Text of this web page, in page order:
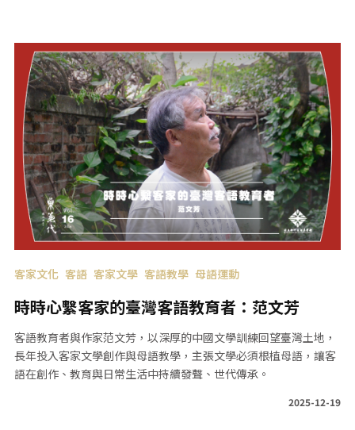
客家文化 客語 客家文學 客語教學 母語運動
時時心繫客家的臺灣客語教育者：范文芳
客語教育者與作家范文芳，以深厚的中國文學訓練回望臺灣土地，
長年投入客家文學創作與母語教學，主張文學必須根植母語，讓客
語在創作、教育與日常生活中持續發聲、世代傳承。
2025-12-19